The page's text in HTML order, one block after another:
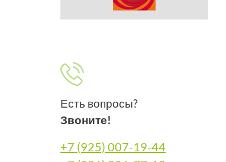
Есть вопросы?
Звоните!
+7 (925) 007-19-44